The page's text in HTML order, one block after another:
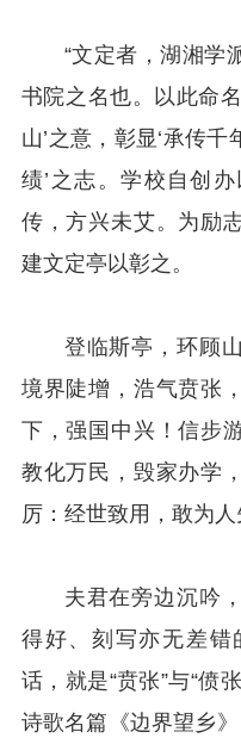
“文定者，湖湘学
书院之名也。以此命
山’之意，彰显‘承传
绩’之志。学校自创
传，方兴未艾。为励
建文定亭以彰之。
登临斯亭，环顾
境界陡增，浩气贲张
下，强国中兴！信步
教化万民，毁家办学
厉：经世致用，敢为
夫君在旁边沉吟
得好、刻写亦无差错
话，就是“贲张”与“‌‌偾
诗歌名篇《边界望乡